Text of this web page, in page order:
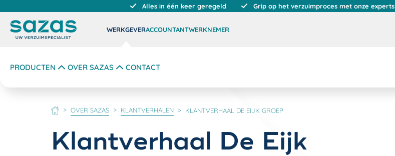
Alles in één keer geregeld Grip op het verzuimproces met onze experts
WERKGEVERACCOUNTANTWERKNEMER
PRODUCTEN OVER SAZAS CONTACT
HOME OVER SAZAS KLANTVERHALEN KLANTVERHAAL DE EIJK GROEP
Klantverhaal De Eijk